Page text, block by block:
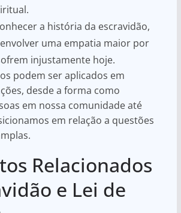
a história da escravidão,
uma empatia maior por
injustamente hoje.
podem ser aplicados em
desde a forma como
em nossa comunidade até
em relação a questões
Relacionados
e Lei de